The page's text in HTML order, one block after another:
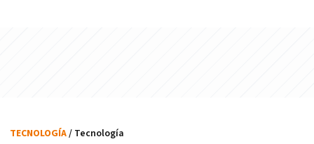
TECNOLOGÍA/ Tecnología